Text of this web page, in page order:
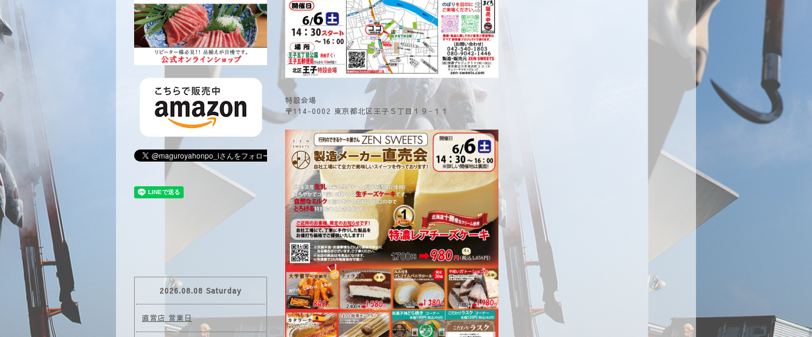
特設会場
〒114-0002 東京都北区王子５丁目１９−１１
2026.08.08 Saturday
直営店 営業日